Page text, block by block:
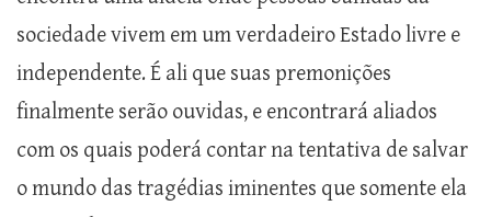
sociedade vivem em um verdadeiro Estado livre e
independente. É ali que suas premonições
finalmente serão ouvidas, e encontrará aliados
com os quais poderá contar na tentativa de salvar
o mundo das tragédias iminentes que somente ela